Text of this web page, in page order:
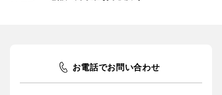
お電話でお問い合わせ